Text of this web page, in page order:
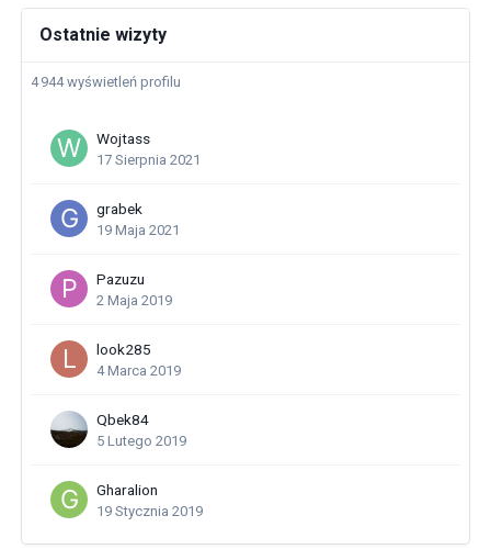
Ostatnie wizyty
4 944 wyświetleń profilu
Wojtass
17 Sierpnia 2021
grabek
19 Maja 2021
Pazuzu
2 Maja 2019
look285
4 Marca 2019
Qbek84
5 Lutego 2019
Gharalion
19 Stycznia 2019